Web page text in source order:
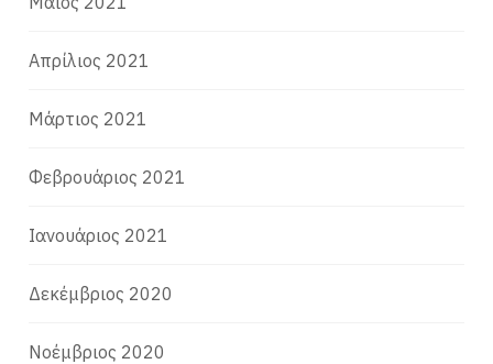
Απρίλιος 2021
Μάρτιος 2021
Φεβρουάριος 2021
Ιανουάριος 2021
Δεκέμβριος 2020
Νοέμβριος 2020